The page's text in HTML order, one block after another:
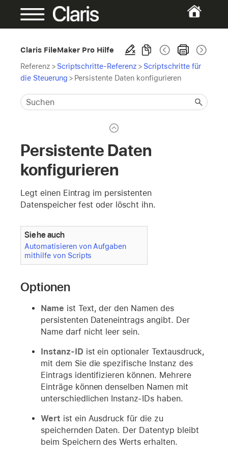
Claris FileMaker Pro Hilfe
Referenz > Scriptschritte-Referenz > Scriptschritte für
die Steuerung > Persistente Daten konfigurieren
Persistente Daten
konfigurieren
Legt einen Eintrag im persistenten
Datenspeicher fest oder löscht ihn.
Siehe auch
Automatisieren von Aufgaben
mithilfe von Scripts
Optionen
Name ist Text, der den Namen des
persistenten Dateneintrags angibt. Der
Name darf nicht leer sein.
Instanz-ID ist ein optionaler Textausdruck,
mit dem Sie die spezifische Instanz des
Eintrags identifizieren können. Mehrere
Einträge können denselben Namen mit
unterschiedlichen Instanz-IDs haben.
Wert ist ein Ausdruck für die zu
speichernden Daten. Der Datentyp bleibt
beim Speichern des Werts erhalten.